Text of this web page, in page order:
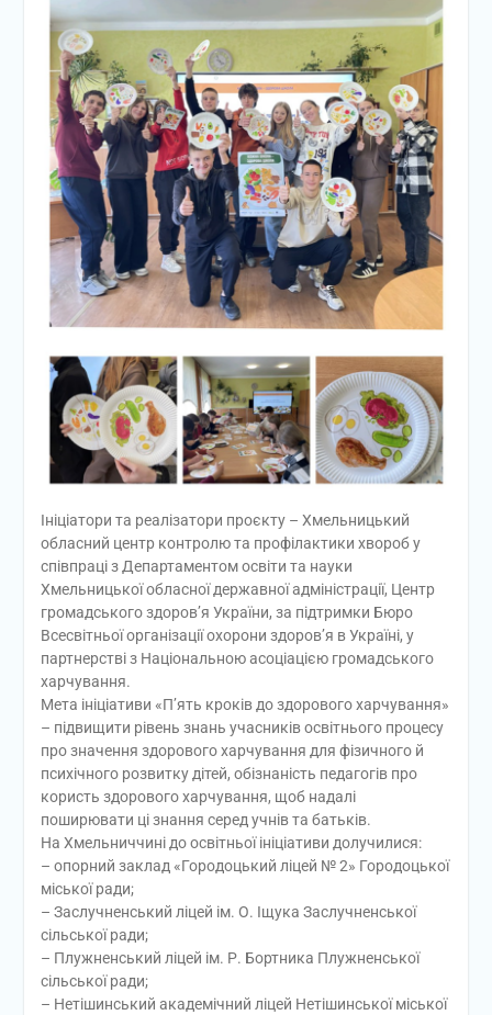
Ініціатори та реалізатори проєкту – Хмельницький
обласний центр контролю та профілактики хвороб у
співпраці з Департаментом освіти та науки
Хмельницької обласної державної адміністрації, Центр
громадського здоров’я України, за підтримки Бюро
Всесвітньої організації охорони здоров’я в Україні, у
партнерстві з Національною асоціацією громадського
харчування.
Мета ініціативи «П’ять кроків до здорового харчування»
– підвищити рівень знань учасників освітнього процесу
про значення здорового харчування для фізичного й
психічного розвитку дітей, обізнаність педагогів про
користь здорового харчування, щоб надалі
поширювати ці знання серед учнів та батьків.
На Хмельниччині до освітньої ініціативи долучилися:
– опорний заклад «Городоцький ліцей № 2» Городоцької
міської ради;
– Заслучненський ліцей ім. О. Іщука Заслучненської
сільської ради;
– Плужненський ліцей ім. Р. Бортника Плужненської
сільської ради;
– Нетішинський академічний ліцей Нетішинської міської